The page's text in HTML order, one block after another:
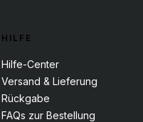
HILFE
Hilfe-Center
Versand & Lieferung
Rückgabe
FAQs zur Bestellung